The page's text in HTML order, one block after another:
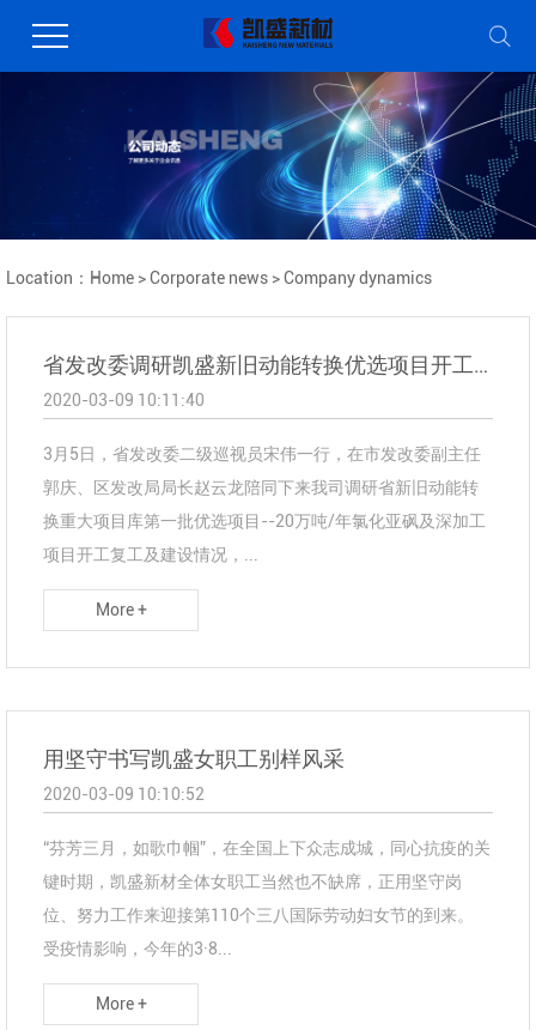
Location： Home >Corporate news >Company dynamics
省发改委调研凯盛新旧动能转换优选项目开工复工建设情况
2020-03-09 10:11:40
3月5日，省发改委二级巡视员宋伟一行，在市发改委副主任
郭庆、区发改局局长赵云龙陪同下来我司调研省新旧动能转
换重大项目库第一批优选项目--20万吨/年氯化亚砜及深加工
项目开工复工及建设情况，...
More +
用坚守书写凯盛女职工别样风采
2020-03-09 10:10:52
“芬芳三月，如歌巾帼”，在全国上下众志成城，同心抗疫的关
键时期，凯盛新材全体女职工当然也不缺席，正用坚守岗
位、努力工作来迎接第110个三八国际劳动妇女节的到来。
受疫情影响，今年的3·8...
More +